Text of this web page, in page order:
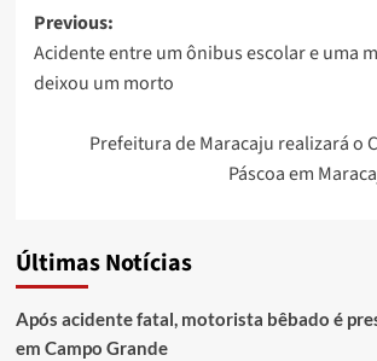
Post
navigation
Previous:
Acidente entre um ônibus escolar e uma
deixou um morto
Prefeitura de Maracaju realizará o
Páscoa em
Últimas Notícias
Após acidente fatal, motorista bêbado é
em Campo Grande